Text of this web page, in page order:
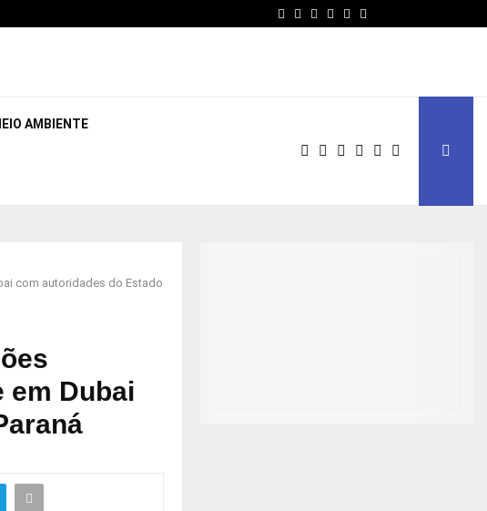
Facebook
Twitter
Instagram
LinkedinYoutube
AMBIENTE
com autoridades do Estado
em Dubai